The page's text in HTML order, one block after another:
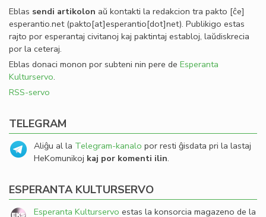
Eblas sendi artikolon aŭ kontakti la redakcion tra pakto [ĉe]
esperantio.net(pakto[at]esperantio[dot]net). Publikigo estas
rajto por esperantaj civitanoj kaj paktintaj establoj, laŭdiskrecia
por la ceteraj.
Eblas donaci monon por subteni nin pere de Esperanta
Kulturservo.
RSS-servo
TELEGRAM
Aliĝu al la Telegram-kanalo por resti ĝisdata pri la lastaj
HeKomunikoj kaj por komenti ilin.
ESPERANTA KULTURSERVO
Esperanta Kulturservo estas la konsorcia magazeno de la